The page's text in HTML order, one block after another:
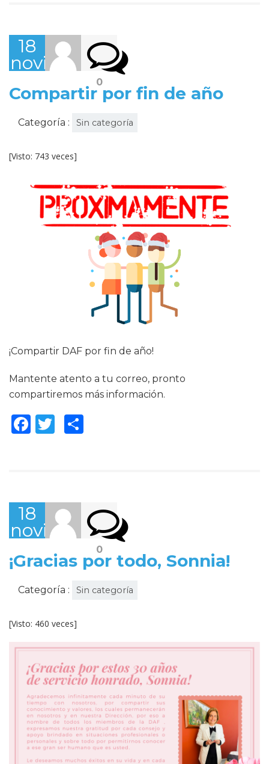
18
noviembre,
0
Compartir por fin de año
Categoría : Sin categoría
[Visto: 743 veces]
¡Compartir DAF por fin de año!
Mantente atento a tu correo, pronto
compartiremos más información.
Facebook
Twitter
18
noviembre,
0
¡Gracias por todo, Sonnia!
Categoría : Sin categoría
[Visto: 460 veces]